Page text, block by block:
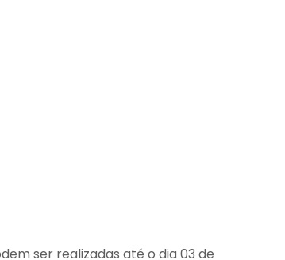
ser realizadas até o dia 03 de